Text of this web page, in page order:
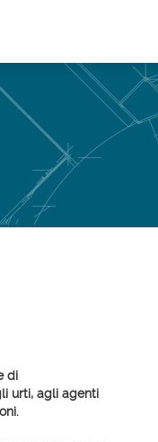
di
urti, agli agenti